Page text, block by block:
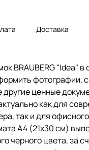
и для
деловой
а
для
части
Доставка
BRAUBERG "Idea" в
фотографии,
ценные
как для
так и для
А4 (21х30 см)
черного цвета, за